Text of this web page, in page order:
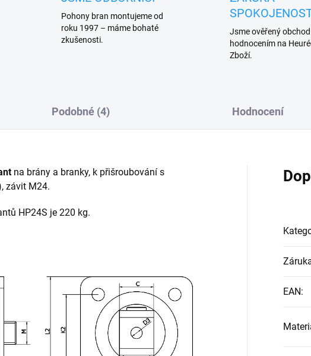
Pohony bran montujeme od
roku 1997 – máme bohaté
zkušenosti.
Jsme ověřený
hodnocením na
Zboží.
Podobné (4) Hodnocení
na brány a branky, k přišroubování s
závit M24.
HP24S je 220 kg.
EAN: